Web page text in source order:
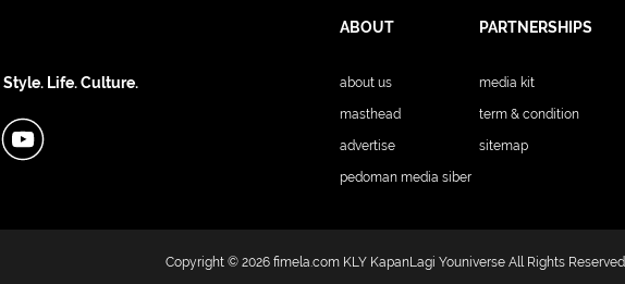
Life. Culture.
ABOUT PARTNERSHIPS
about us media kit
masthead term & condition
advertise sitemap
pedoman media siber
Copyright © 2026 fimela.com KLY KapanLagi Youniverse All Rights Reserved